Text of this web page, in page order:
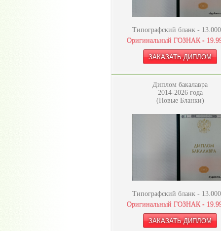
Типографский бланк - 13.000
Оригинальный ГОЗНАК -
Диплом бакалавра
2014-2026 года
(Новые Бланки)
Типографский бланк - 13.000
Оригинальный ГОЗНАК -